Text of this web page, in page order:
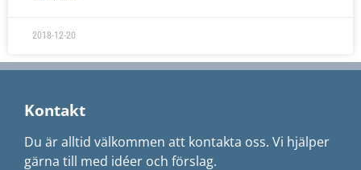
2018-12-20
Kontakt
Du är alltid välkommen att kontakta oss. Vi hjälper
gärna till med idéer och förslag.